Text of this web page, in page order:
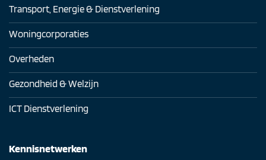
Transport, Energie & Dienstverlening
Woningcorporaties
Overheden
Gezondheid & Welzijn
ICT Dienstverlening
Kennisnetwerken